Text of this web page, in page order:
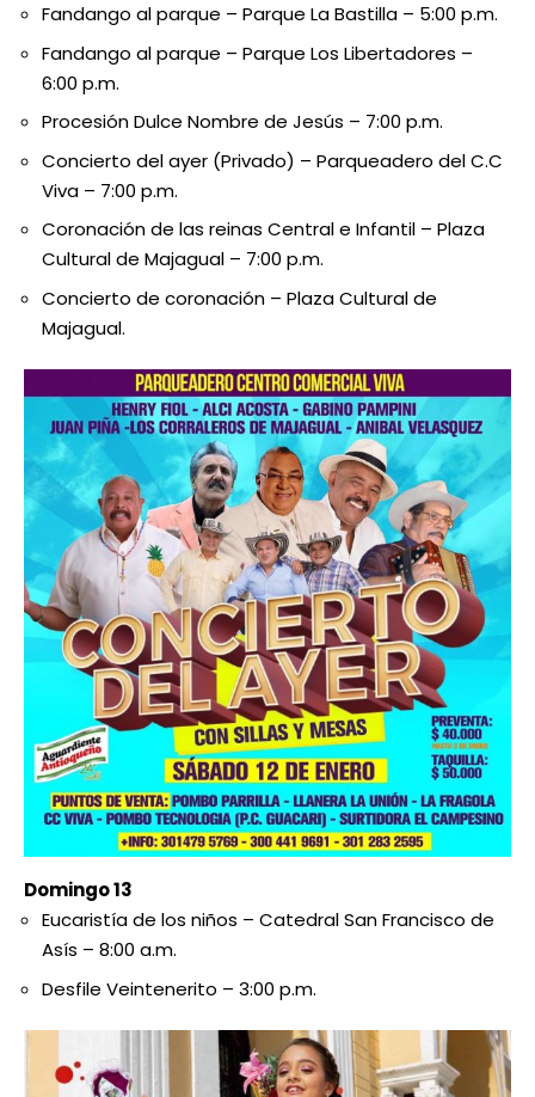
Fandango al parque – Parque La Bastilla – 5:00 p.m.
Fandango al parque – Parque Los Libertadores –
6:00 p.m.
Procesión Dulce Nombre de Jesús – 7:00 p.m.
Concierto del ayer (Privado) – Parqueadero del C.C
Viva – 7:00 p.m.
Coronación de las reinas Central e Infantil – Plaza
Cultural de Majagual – 7:00 p.m.
Concierto de coronación – Plaza Cultural de
Majagual.
Domingo 13
Eucaristía de los niños – Catedral San Francisco de
Asís – 8:00 a.m.
Desfile Veintenerito – 3:00 p.m.